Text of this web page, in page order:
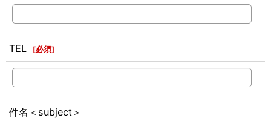
TEL [必須]
件名＜subject＞